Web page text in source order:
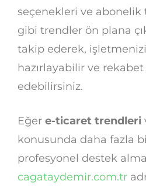
seçenekleri ve abonelik
gibi trendler ön plana
takip ederek,
hazırlayabilir ve
edebilirsiniz.
Eğer e-ticaret trendleri
konusunda daha fazla
profesyonel destek
cagataydemir.com.tr